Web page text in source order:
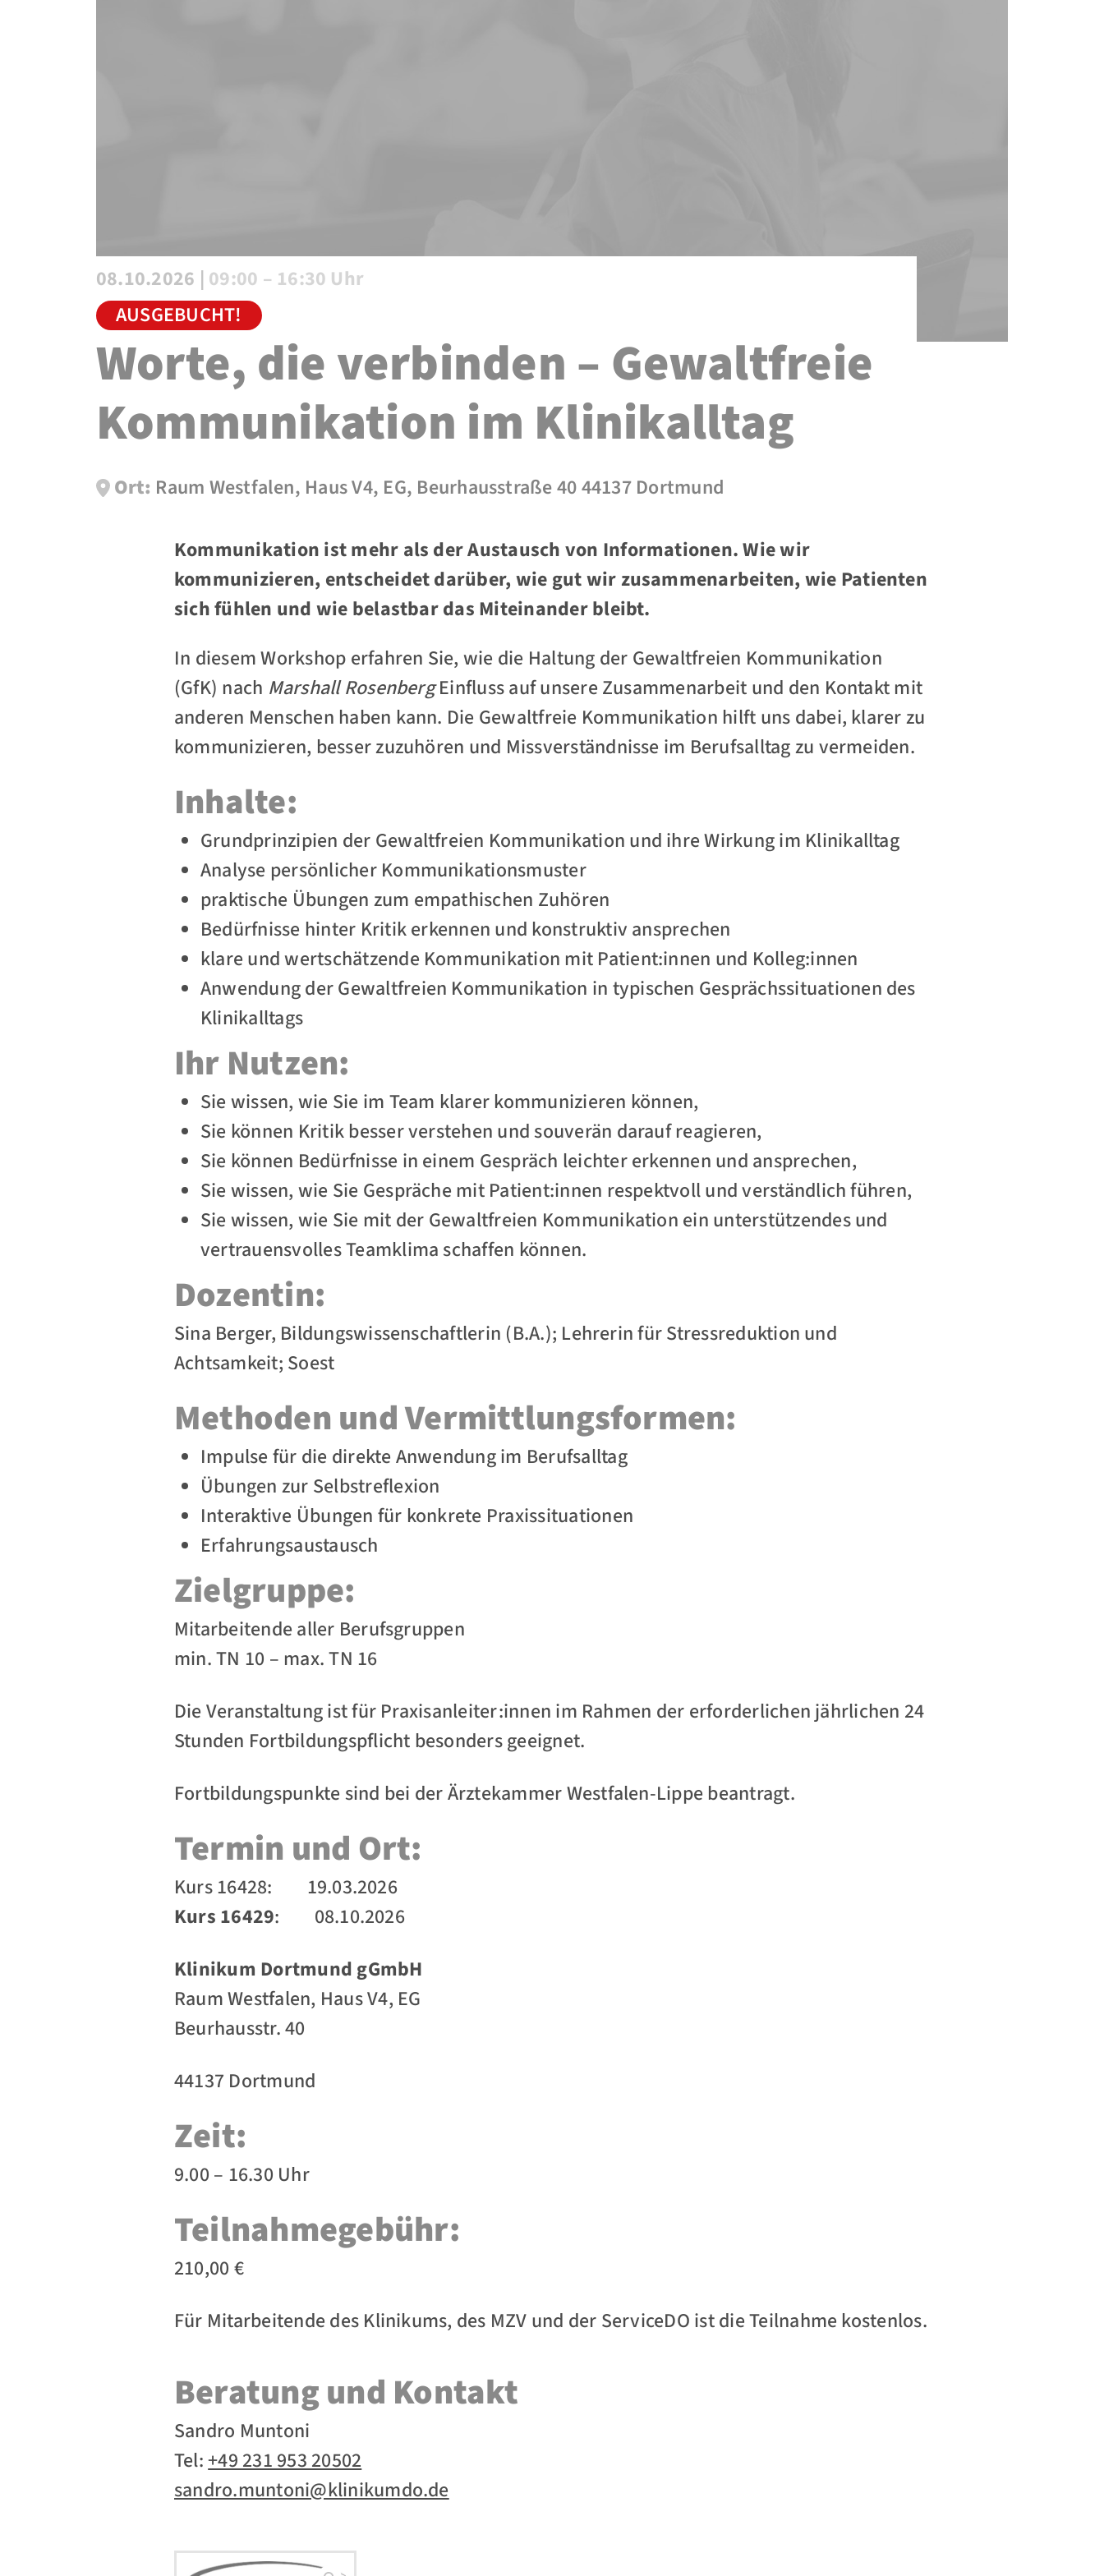
08.10.2026 | 09:00 – 16:30 Uhr
AUSGEBUCHT!
Worte, die verbinden – Gewaltfreie
Kommunikation im Klinikalltag
Ort: Raum Westfalen, Haus V4, EG, Beurhausstraße 40 44137 Dortmund
Kommunikation ist mehr als der Austausch von Informationen. Wie wir
kommunizieren, entscheidet darüber, wie gut wir zusammenarbeiten, wie Patienten
sich fühlen und wie belastbar das Miteinander bleibt.
In diesem Workshop erfahren Sie, wie die Haltung der Gewaltfreien Kommunikation
(GfK) nach Marshall RosenbergEinfluss auf unsere Zusammenarbeit und den Kontakt mit
anderen Menschen haben kann. Die Gewaltfreie Kommunikation hilft uns dabei, klarer zu
kommunizieren, besser zuzuhören und Missverständnisse im Berufsalltag zu vermeiden.
Inhalte:
Grundprinzipien der Gewaltfreien Kommunikation und ihre Wirkung im Klinikalltag
Analyse persönlicher Kommunikationsmuster
praktische Übungen zum empathischen Zuhören
Bedürfnisse hinter Kritik erkennen und konstruktiv ansprechen
klare und wertschätzende Kommunikation mit Patient:innen und Kolleg:innen
Anwendung der Gewaltfreien Kommunikation in typischen Gesprächssituationen des
Klinikalltags
Ihr Nutzen:
Sie wissen, wie Sie im Team klarer kommunizieren können,
Sie können Kritik besser verstehen und souverän darauf reagieren,
Sie können Bedürfnisse in einem Gespräch leichter erkennen und ansprechen,
Sie wissen, wie Sie Gespräche mit Patient:innen respektvoll und verständlich führen,
Sie wissen, wie Sie mit der Gewaltfreien Kommunikation ein unterstützendes und
vertrauensvolles Teamklima schaffen können.
Dozentin:
Sina Berger, Bildungswissenschaftlerin (B.A.); Lehrerin für Stressreduktion und
Achtsamkeit; Soest
Methoden und Vermittlungsformen:
Impulse für die direkte Anwendung im Berufsalltag
Übungen zur Selbstreflexion
Interaktive Übungen für konkrete Praxissituationen
Erfahrungsaustausch
Zielgruppe:
Mitarbeitende aller Berufsgruppen
min. TN 10 – max. TN 16
Die Veranstaltung ist für Praxisanleiter:innen im Rahmen der erforderlichen jährlichen 24
Stunden Fortbildungspflicht besonders geeignet.
Fortbildungspunkte sind bei der Ärztekammer Westfalen-Lippe beantragt.
Termin und Ort:
Kurs 16428: 19.03.2026
Kurs 16429: 08.10.2026
Klinikum Dortmund gGmbH
Raum Westfalen, Haus V4, EG
Beurhausstr. 40
44137 Dortmund
Zeit:
9.00 – 16.30 Uhr
Teilnahmegebühr:
210,00 €
Für Mitarbeitende des Klinikums, des MZV und der ServiceDO ist die Teilnahme kostenlos.
Beratung und Kontakt
Sandro Muntoni
Tel:+49 231 953 20502
sandro.muntoni@klinikumdo.de